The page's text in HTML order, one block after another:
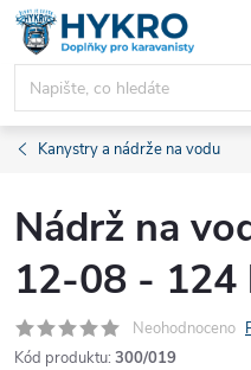
Přejít
obsah
Kanystry a nádrže na vodu
Nádrž na
12-08 - 124
Neohodnoceno
Kód produktu: 300/019